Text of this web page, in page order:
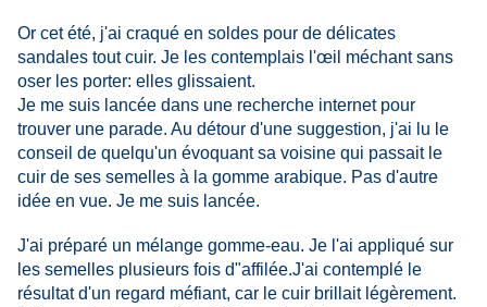
Or cet été, j'ai craqué en soldes pour de délicates
sandales tout cuir. Je les contemplais l'œil méchant sans
oser les porter: elles glissaient.
Je me suis lancée dans une recherche internet pour
trouver une parade. Au détour d'une suggestion, j'ai lu le
conseil de quelqu'un évoquant sa voisine qui passait le
cuir de ses semelles à la gomme arabique. Pas d'autre
idée en vue. Je me suis lancée.
J'ai préparé un mélange gomme-eau. Je l'ai appliqué sur
les semelles plusieurs fois d"affilée.J'ai contemplé le
résultat d'un regard méfiant, car le cuir brillait légèrement.